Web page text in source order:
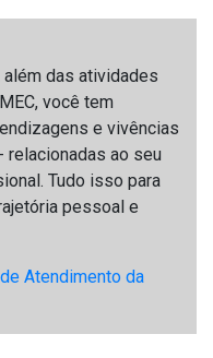
além das atividades
você tem
e vivências
ao seu
Tudo isso para
pessoal e
Atendimento da